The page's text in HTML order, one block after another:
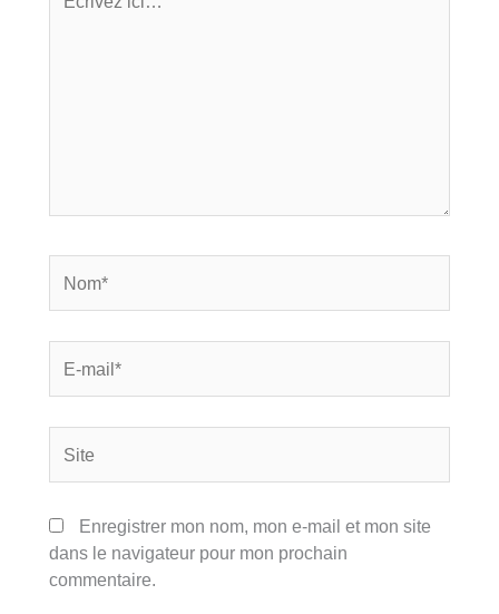
ici…
mail*
Enregistrer mon nom, mon e-mail et mon site
dans le navigateur pour mon prochain
commentaire.